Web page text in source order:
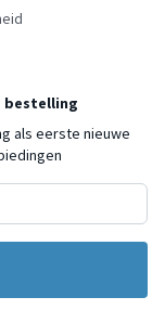
bestelling
als eerste nieuwe